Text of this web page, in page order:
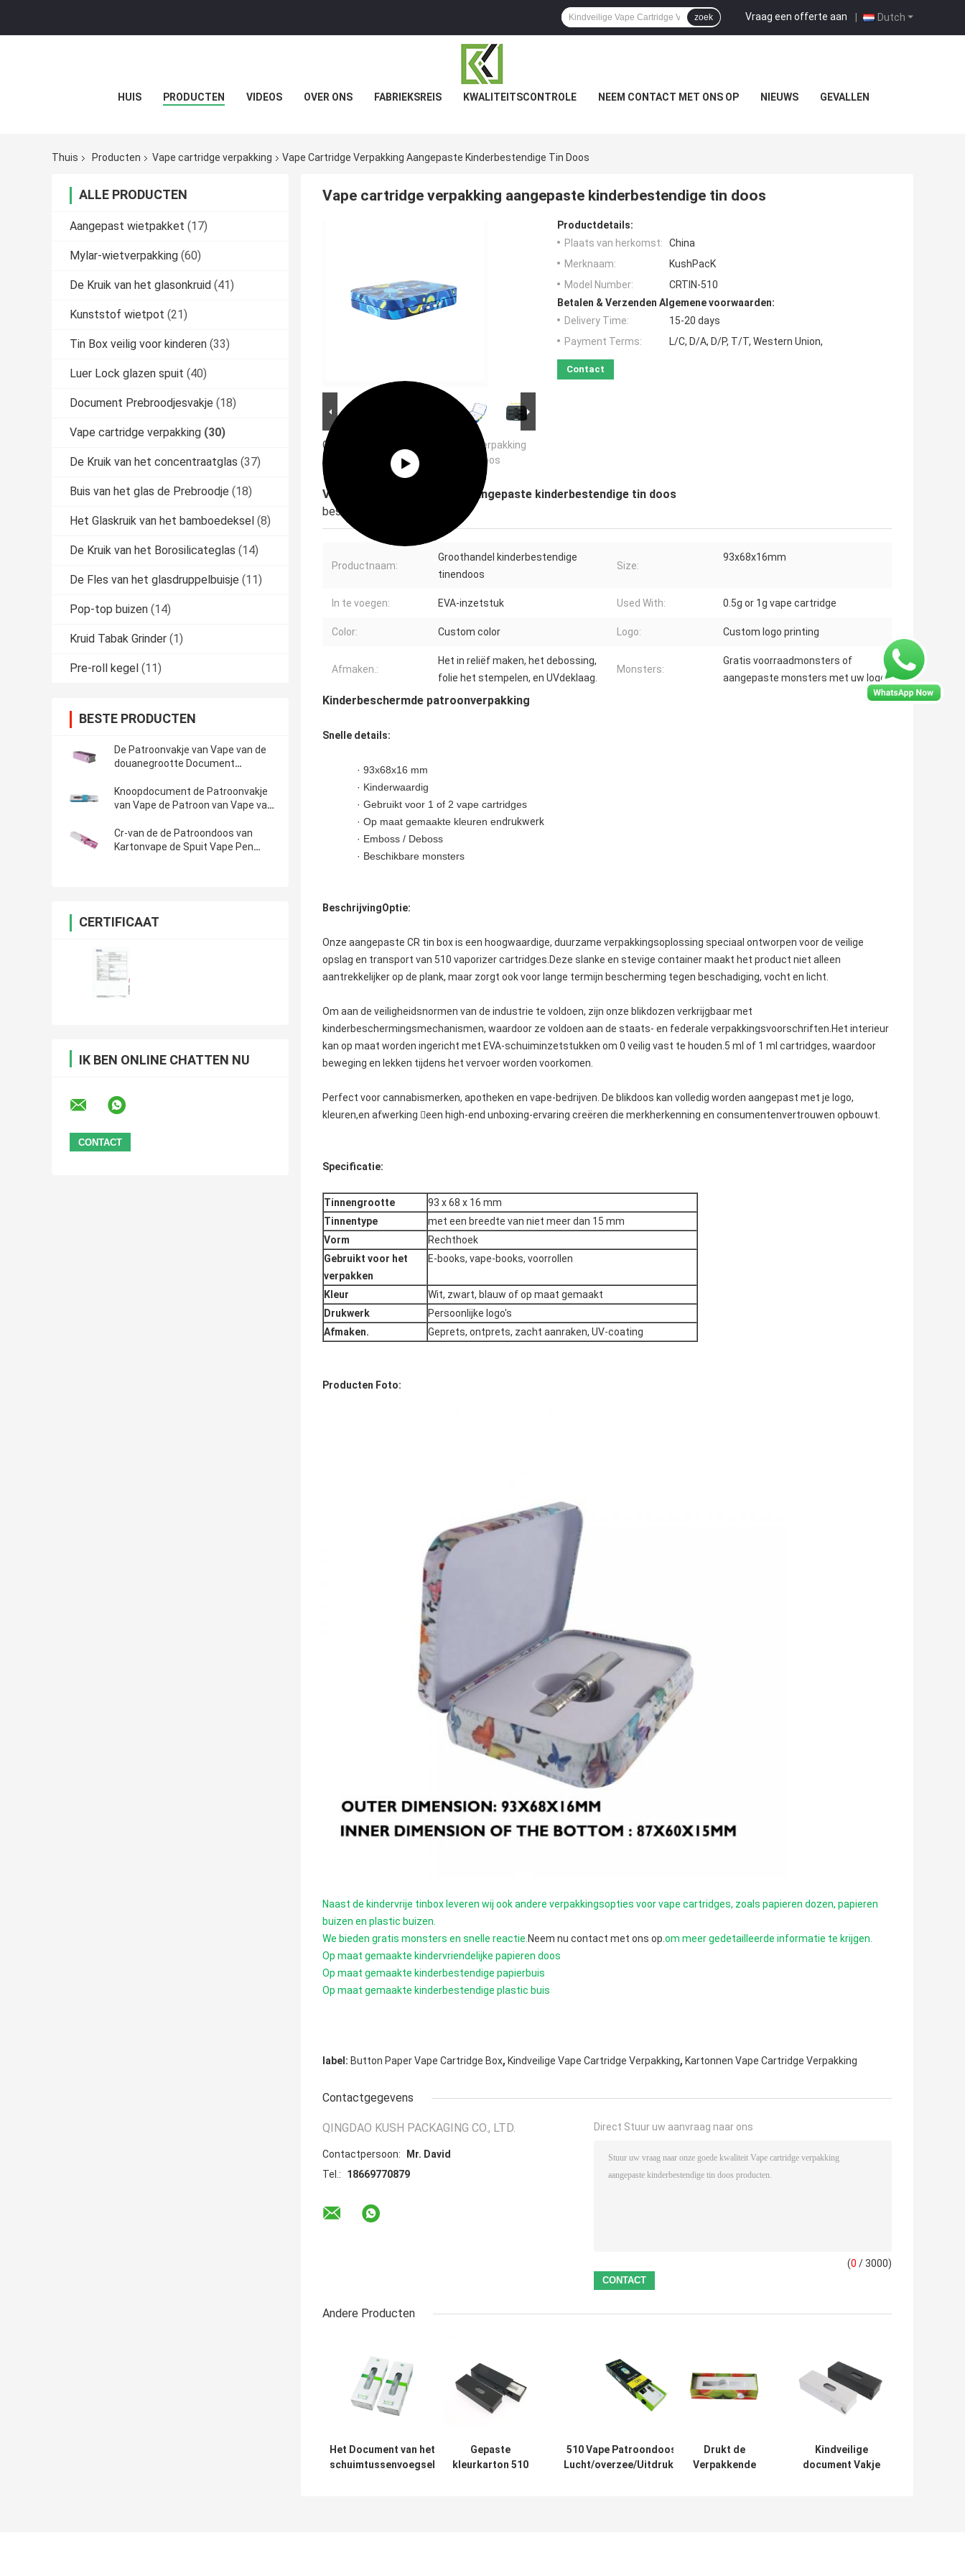
Dutch
Vraag een offerte aan |
zoek
HUIS PRODUCTEN VIDEOS OVER ONS FABRIEKSREIS KWALITEITSCONTROLE NEEM CONTACT MET ONS OP NIEUWS GEVALLEN
Thuis Producten Vape cartridge verpakking Vape Cartridge Verpakking Aangepaste Kinderbestendige Tin Doos
ALLE PRODUCTEN
Aangepast wietpakket (17)
Mylar-wietverpakking (60)
De Kruik van het glasonkruid (41)
Kunststof wietpot (21)
Tin Box veilig voor kinderen (33)
Luer Lock glazen spuit (40)
Document Prebroodjesvakje (18)
Vape cartridge verpakking (30)
De Kruik van het concentraatglas (37)
Buis van het glas de Prebroodje (18)
Het Glaskruik van het bamboedeksel (8)
De Kruik van het Borosilicateglas (14)
De Fles van het glasdruppelbuisje (11)
Pop-top buizen (14)
Kruid Tabak Grinder (1)
Pre-roll kegel (11)
BESTE PRODUCTEN
De Patroonvakje van Vape van de
douanegrootte Document
Knoopdocument de Patroonvakje
van Vape de Patroon van Vape van
Cr-van de de Patroondoos van
Kartonvape de Spuit Vape Pen
CERTIFICAAT
IK BEN ONLINE CHATTEN NU
Vape cartridge verpakking aangepaste kinderbestendige tin doos
Grote Afbeelding :
Vape cartridge verpakking
aangepaste kinderbestendige tin doos
Productdetails:
Plaats van herkomst:
China
Merknaam:
KushPacK
Model Number:
CRTIN-510
Betalen & Verzenden Algemene voorwaarden:
Delivery Time:
15-20 days
Payment Terms:
L/C, D/A, D/P, T/T, Western Union,
Contact
Vape cartridge verpakking aangepaste kinderbestendige tin doos
beschrijving
Productnaam:
Groothandel kinderbestendige
tinendoos
Size:
93x68x16mm
In te voegen: EVA-inzetstuk Used With: 0.5g or 1g vape cartridge
Color: Custom color Logo: Custom logo printing
Afmaken.:
Het in reliëf maken, het debossing,
folie het stempelen, en UVdeklaag.
Monsters:
Gratis voorraadmonsters of
aangepaste monsters met uw logo
Kinderbeschermde patroonverpakking
Snelle details:
· 93x68x16 mm
· Kinderwaardig
· Gebruikt voor 1 of 2 vape cartridges
· Op maat gemaakte kleuren endrukwerk
· Emboss / Deboss
· Beschikbare monsters
BeschrijvingOptie:
Onze aangepaste CR tin box is een hoogwaardige, duurzame verpakkingsoplossing speciaal ontworpen voor de veilige
opslag en transport van 510 vaporizer cartridges.Deze slanke en stevige container maakt het product niet alleen
aantrekkelijker op de plank, maar zorgt ook voor lange termijn bescherming tegen beschadiging, vocht en licht.
Om aan de veiligheidsnormen van de industrie te voldoen, zijn onze blikdozen verkrijgbaar met
kinderbeschermingsmechanismen, waardoor ze voldoen aan de staats- en federale verpakkingsvoorschriften.Het interieur
kan op maat worden ingericht met EVA-schuiminzetstukken om 0 veilig vast te houden.5 ml of 1 ml cartridges, waardoor
beweging en lekken tijdens het vervoer worden voorkomen.
Perfect voor cannabismerken, apotheken en vape-bedrijven. De blikdoos kan volledig worden aangepast met je logo,
kleuren,en afwerking een high-end unboxing-ervaring creëren die merkherkenning en consumentenvertrouwen opbouwt.
Specificatie:
Tinnengrootte
93 x 68 x 16 mm
Tinnentype
met een breedte van niet meer dan 15 mm
Vorm
Rechthoek
Gebruikt voor het
verpakken
E-books, vape-books, voorrollen
Kleur
Wit, zwart, blauw of op maat gemaakt
Drukwerk
Persoonlijke logo's
Afmaken.
Geprets, ontprets, zacht aanraken, UV-coating
Producten Foto:
Naast de kindervrije tinbox leveren wij ook andere verpakkingsopties voor vape cartridges, zoals papieren dozen, papieren
buizen en plastic buizen.
We bieden gratis monsters en snelle reactie.Neem nu contact met ons op.om meer gedetailleerde informatie te krijgen.
Op maat gemaakte kindervriendelijke papieren doos
Op maat gemaakte kinderbestendige papierbuis
Op maat gemaakte kinderbestendige plastic buis
label: Button Paper Vape Cartridge Box, Kindveilige Vape Cartridge Verpakking, Kartonnen Vape Cartridge Verpakking
Contactgegevens
QINGDAO KUSH PACKAGING CO., LTD.
Contactpersoon:
Mr. David
Tel.:
18669770879
Direct Stuur uw aanvraag naar ons
(0 / 3000)
Andere Producten
Het Document van het
schuimtussenvoegsel
Gepaste
kleurkarton 510
510 Vape Patroondoos door
Lucht/overzee/Uitdrukkelijke
Drukt de
Verpakkende
Kindveilige
document Vakje